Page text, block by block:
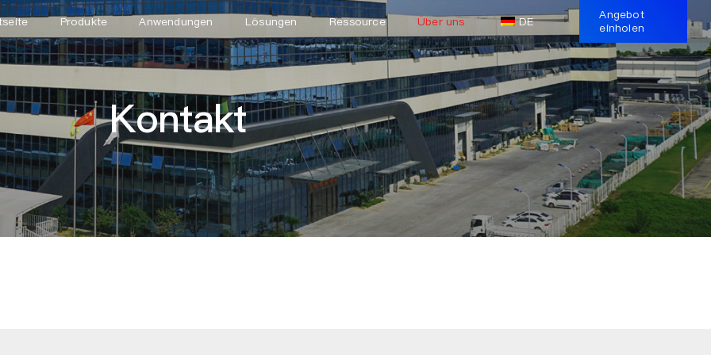
Produkte Anwendungen Lösungen Ressource Über uns DE
Angebot
einholen
Kontakt